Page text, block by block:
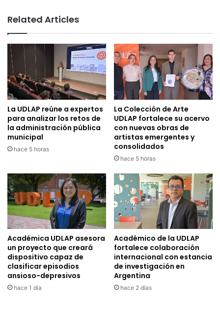
Related Articles
La UDLAP reúne a expertos
para analizar los retos de
la administración pública
municipal
hace 5 horas
La Colección de Arte
UDLAP fortalece su acervo
con nuevas obras de
artistas emergentes y
consolidados
hace 5 horas
Académica UDLAP asesora
un proyecto que creará
dispositivo capaz de
clasificar episodios
ansioso-depresivos
hace 1 día
Académico de la UDLAP
fortalece colaboración
internacional con estancia
de investigación en
Argentina
hace 2 días